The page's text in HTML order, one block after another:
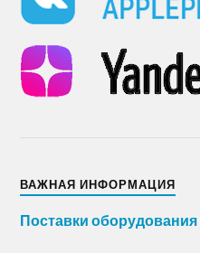
ВАЖНАЯ ИНФОРМАЦИЯ
Поставки